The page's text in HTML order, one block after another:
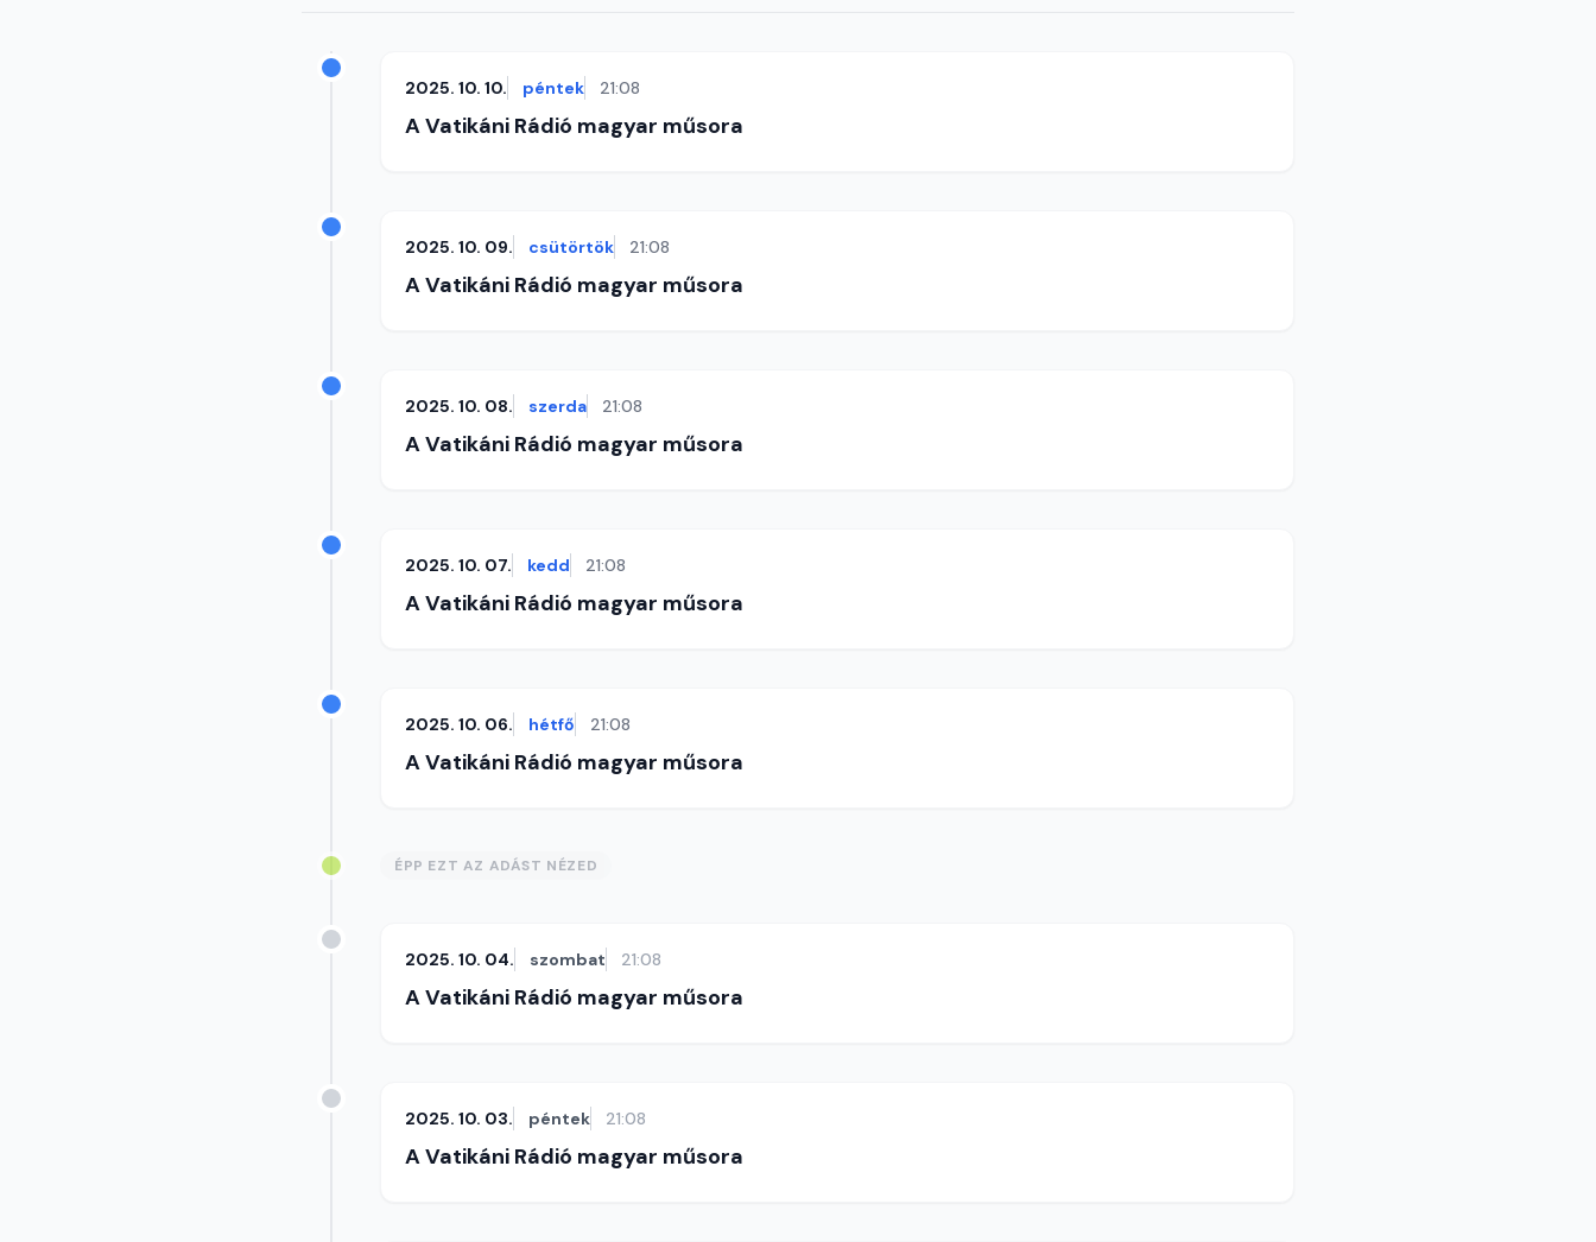
2025. 10. 10. péntek 21:08
A Vatikáni Rádió magyar műsora
2025. 10. 09. csütörtök 21:08
A Vatikáni Rádió magyar műsora
2025. 10. 08. szerda 21:08
A Vatikáni Rádió magyar műsora
2025. 10. 07. kedd 21:08
A Vatikáni Rádió magyar műsora
2025. 10. 06. hétfő 21:08
A Vatikáni Rádió magyar műsora
ÉPP EZT AZ ADÁST NÉZED
2025. 10. 04. szombat 21:08
A Vatikáni Rádió magyar műsora
2025. 10. 03. péntek 21:08
A Vatikáni Rádió magyar műsora